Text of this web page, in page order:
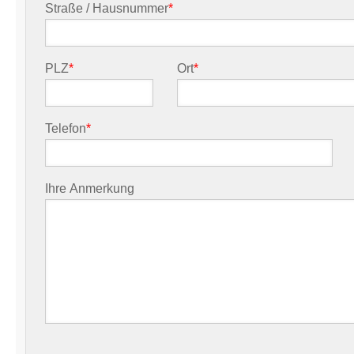
Straße / Hausnummer*
PLZ* Ort*
Telefon*
Ihre Anmerkung